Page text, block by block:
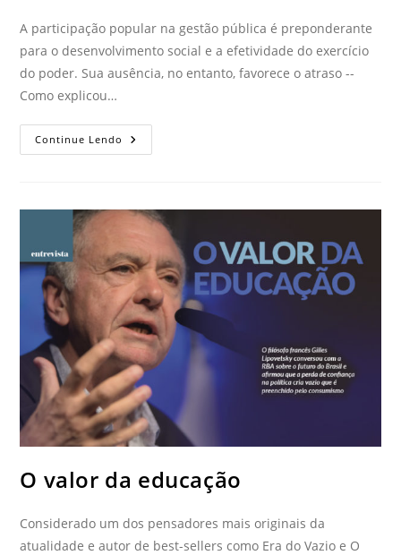
A participação popular na gestão pública é preponderante
para o desenvolvimento social e a efetividade do exercício
do poder. Sua ausência, no entanto, favorece o atraso --
Como explicou…
Continue Lendo
O valor da educação
Considerado um dos pensadores mais originais da
atualidade e autor de best-sellers como Era do Vazio e O